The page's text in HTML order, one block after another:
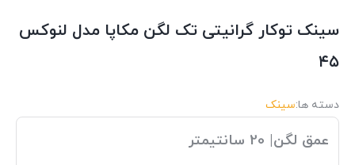
سینک توکار گرانیتی تک لگن مکاپا مدل لنوکس
۴۵
دسته ها:سینک
عمق لگن| 20 سانتیمتر